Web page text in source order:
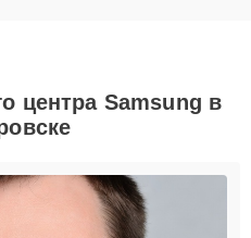
центра Samsung в